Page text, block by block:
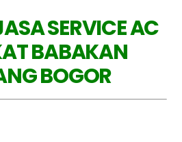
SERVICE AC
BABAKAN
BOGOR